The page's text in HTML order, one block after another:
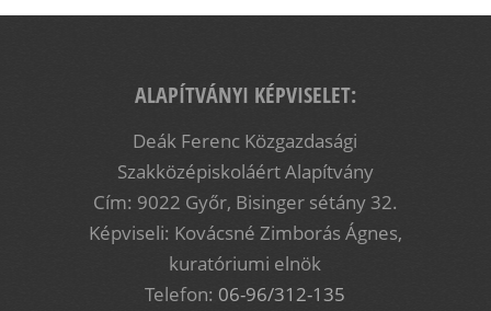
ALAPÍTVÁNYI KÉPVISELET:
Deák Ferenc Közgazdasági
Szakközépiskoláért Alapítvány
Cím: 9022 Győr, Bisinger sétány 32.
Képviseli: Kovácsné Zimborás Ágnes,
kuratóriumi elnök
Telefon: 06-96/312-135